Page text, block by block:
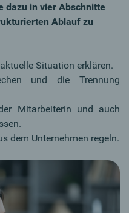
dazu in vier Abschnitte
Ablauf zu
Situation erklären.
und die Trennung
Mitarbeiterin und auch
dem Unternehmen regeln.